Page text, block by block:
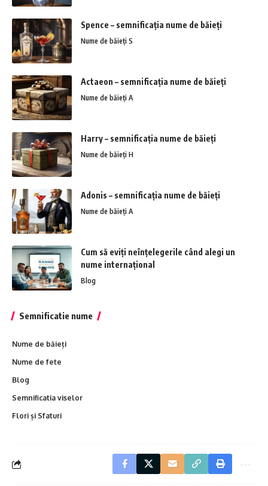
Spence – semnificația nume de băieți
Nume de băieți S
Actaeon – semnificația nume de băieți
Nume de băieți A
Harry – semnificația nume de băieți
Nume de băieți H
Adonis – semnificația nume de băieți
Nume de băieți A
Cum să eviți neînțelegerile când alegi un
nume internațional
Blog
Semnificatie nume
Nume de băieți
Nume de fete
Blog
Semnificatia viselor
Flori și Sfaturi